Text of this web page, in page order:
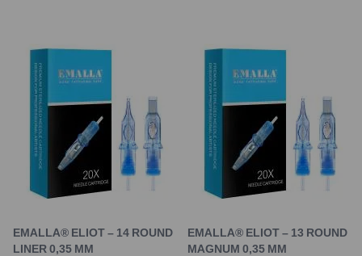
EMALLA® ELIOT – 14 ROUND
LINER 0,35 MM
EMALLA® ELIOT – 13 ROUND
MAGNUM 0,35 MM